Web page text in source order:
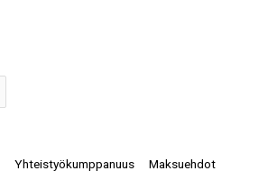
Yhteistyökumppanuus Maksuehdot